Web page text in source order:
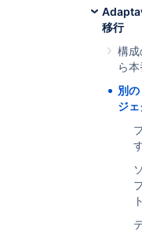
移行
構成
ら
別
ジ
トに取り組むユ
を、構成、課題
理想は、移行後
とです。考えら
小さなプ
スタンス
部門で運
験的に開
ら、この
大し、タ
ンスへ動
Jira イン